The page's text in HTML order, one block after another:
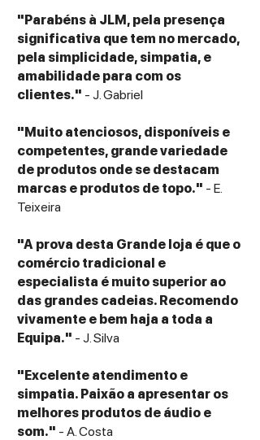
"Parabéns à JLM, pela presença
significativa que tem no mercado,
pela simplicidade, simpatia, e
amabilidade para com os
clientes." - J. Gabriel
"Muito atenciosos, disponíveis e
competentes, grande variedade
de produtos onde se destacam
marcas e produtos de topo." - E.
Teixeira
"A prova desta Grande loja é que o
comércio tradicional e
especialista é muito superior ao
das grandes cadeias. Recomendo
vivamente e bem haja a toda a
Equipa." - J. Silva
"Excelente atendimento e
simpatia. Paixão a apresentar os
melhores produtos de áudio e
som." - A. Costa